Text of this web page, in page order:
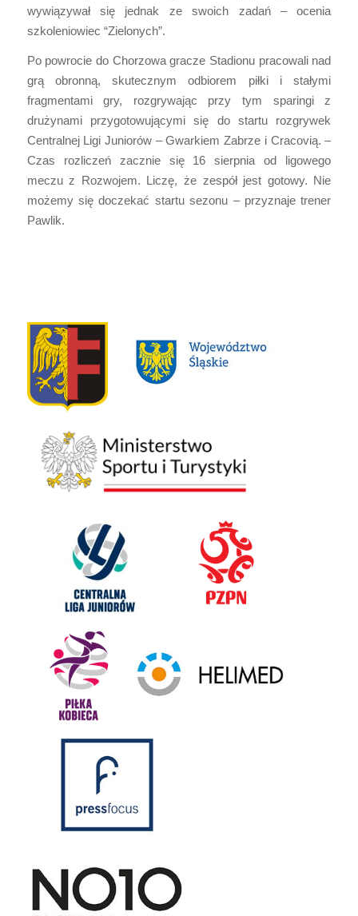
wywiązywał się jednak ze swoich zadań – ocenia
szkoleniowiec “Zielonych”.
Po powrocie do Chorzowa gracze Stadionu pracowali nad
grą obronną, skutecznym odbiorem piłki i stałymi
fragmentami gry, rozgrywając przy tym sparingi z
drużynami przygotowującymi się do startu rozgrywek
Centralnej Ligi Juniorów – Gwarkiem Zabrze i Cracovią. –
Czas rozliczeń zacznie się 16 sierpnia od ligowego
meczu z Rozwojem. Liczę, że zespół jest gotowy. Nie
możemy się doczekać startu sezonu – przyznaje trener
Pawlik.